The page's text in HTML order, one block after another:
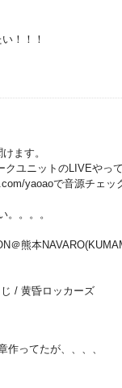
！！！
ます。
ユニットのLIVEやって
yaoaoで音源チェッ
。。。。
＠熊本
/ 黄昏ロッカーズ
作ってたが、、、、